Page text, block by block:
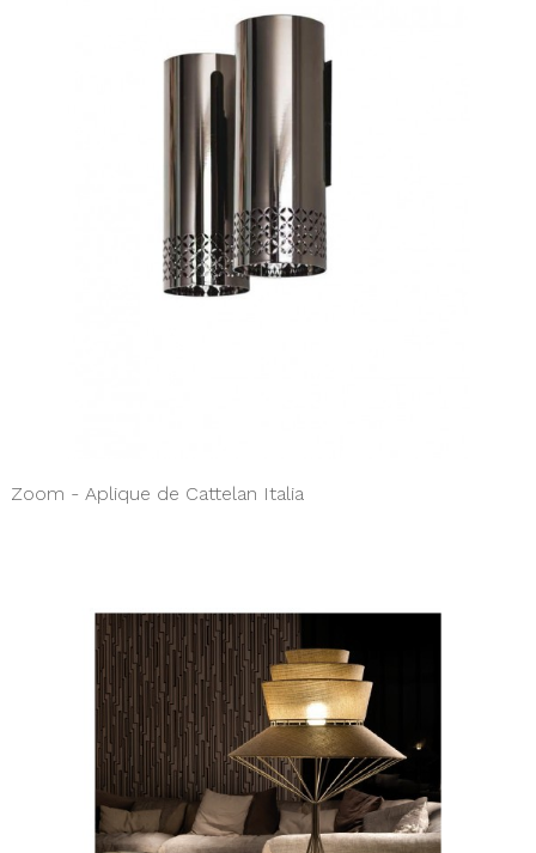
Zoom - Aplique de Cattelan Italia